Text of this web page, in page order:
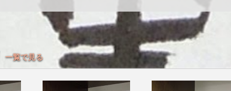
一覧で見る